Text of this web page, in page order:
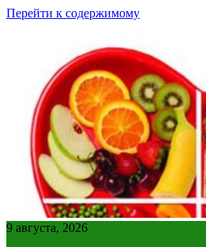
Перейти к содержимому
9 августа, 2026